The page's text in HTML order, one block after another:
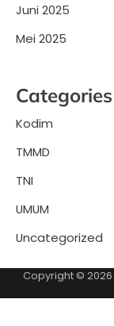
Juni 2025
Mei 2025
Categories
Kodim
TMMD
TNI
UMUM
Uncategorized
Copyright © 2026